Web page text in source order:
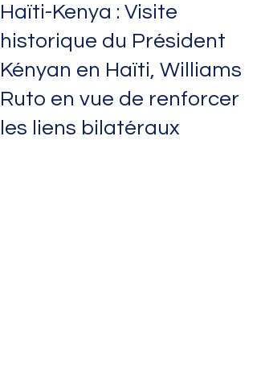
Haïti-Kenya : Visite
historique du Président
Kényan en Haïti, Williams
Ruto en vue de renforcer
les liens bilatéraux